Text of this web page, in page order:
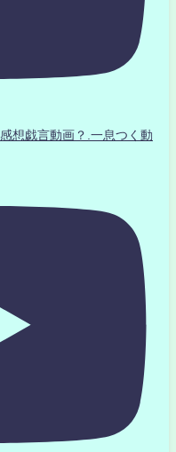
戯言動画？.一息つく動